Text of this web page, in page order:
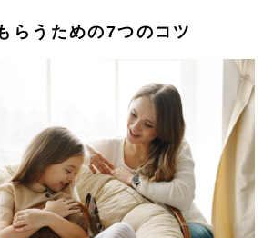
らうための7つのコツ